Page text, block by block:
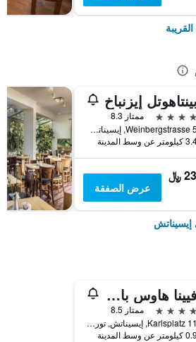
بينتاهوتل إيزنباخ
4 نجوم
ممتاز 8.3
Weinbergstrasse 5, إيسيناتش, تورنغن, ألمانيا
عن وسط المدينة
﷼
عرض الصفقة
فيينا هاوس باي ويندام تورينجر هوف ايسيناخ
4 نجوم
ممتاز 8.5
Karlsplatz 11, إيسيناتش, تورنغن, ألمانيا
0.9 كيلومتر عن وسط المدينة